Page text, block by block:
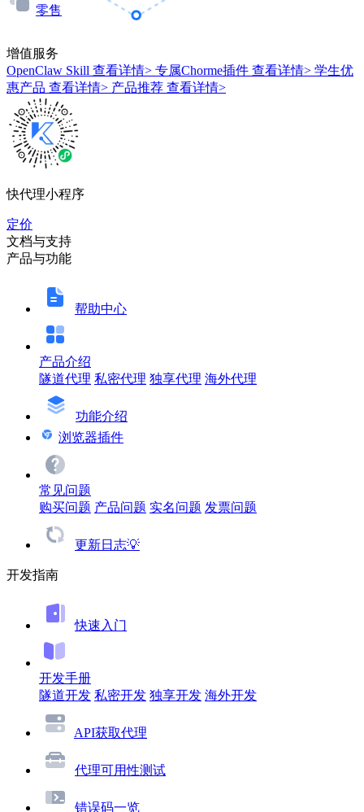
零售
增值服务
OpenClaw Skill 查看详情> 专属Chorme插件 查看详情> 学生优
惠产品 查看详情> 产品推荐 查看详情>
快代理小程序
定价
文档与支持
产品与功能
帮助中心
产品介绍
隧道代理 私密代理 独享代理 海外代理
功能介绍
浏览器插件
常见问题
购买问题 产品问题 实名问题 发票问题
更新日志💡
开发指南
快速入门
开发手册
隧道开发 私密开发 独享开发 海外开发
API获取代理
代理可用性测试
错误码一览